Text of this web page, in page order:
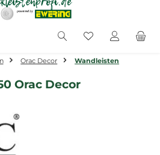
Du hast 0
Orac Decor Wandleisten
Orac Decor